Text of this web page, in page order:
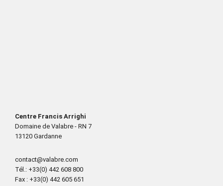
Centre Francis Arrighi
Domaine de Valabre - RN 7
13120 Gardanne
contact@valabre.com
Tél.: +33(0) 442 608 800
Fax : +33(0) 442 605 651